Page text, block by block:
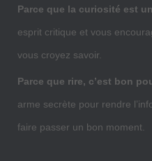
Parce que la curiosité est
esprit critique et vous
vous croyez savoir.
Parce que rire, c’est bon
arme secrète pour rendre
faire passer un bon moment.